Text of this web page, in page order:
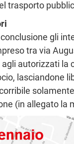
trasporto
gli
tra via
autorizzati la
lasciandone
(in allegato la